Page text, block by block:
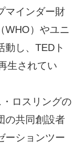
マインダー財
WHO）やユニ
動し、TEDト
生されてい
ロスリングの
の共同創設者
ーションツー